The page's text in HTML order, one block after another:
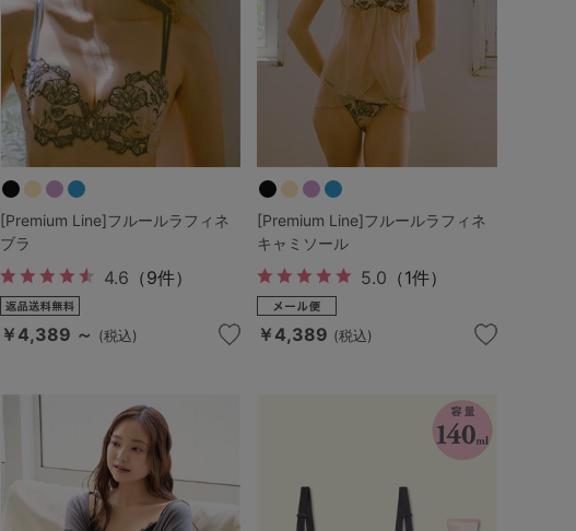
[Premium Line]フルールラフィネ
ブラ
4.6 （9件）
￥4,389 ～ (税込)
[Premium Line]フルールラフィネ
キャミソール
5.0 （1件）
￥4,389 (税込)